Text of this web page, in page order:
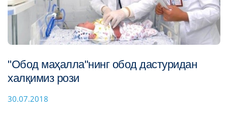
"Обод маҳалла"нинг обод дастуридан
халқимиз рози
30.07.2018